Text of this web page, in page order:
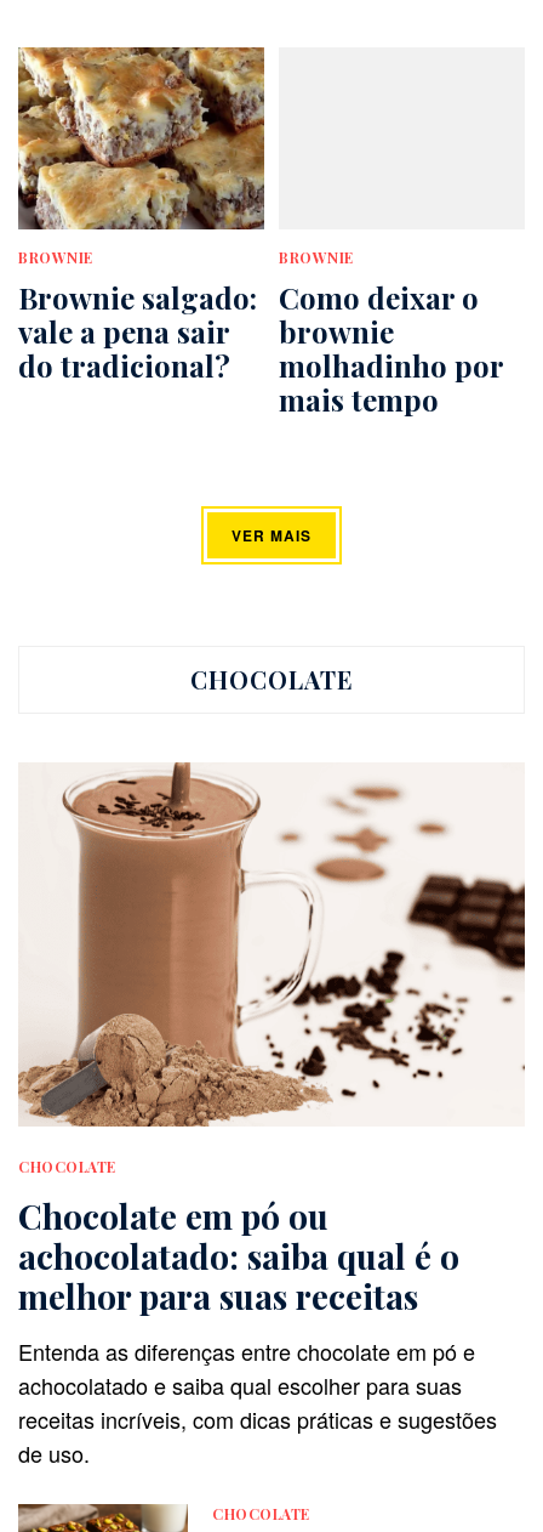
BROWNIE
Brownie salgado:
vale a pena sair
do tradicional?
BROWNIE
Como deixar o
brownie
molhadinho por
mais tempo
VER MAIS
CHOCOLATE
CHOCOLATE
Chocolate em pó ou
achocolatado: saiba qual é o
melhor para suas receitas
Entenda as diferenças entre chocolate em pó e
achocolatado e saiba qual escolher para suas
receitas incríveis, com dicas práticas e sugestões
de uso.
CHOCOLATE